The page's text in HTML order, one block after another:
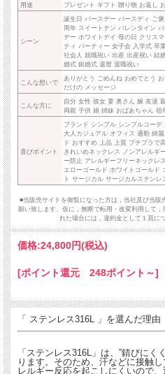
用途
プレゼント ギフト 贈り物 お返し
シーン
誕生日 バースデー バースディ ご
周年 スイートテン バレンタイン
デー ホワイトデイ 母の日 クリス
ティ パーティー 女子会 入学式 卒
社会人 就職祝い 出産 出産祝い 結
婚式 銀婚式 還暦 退職祝い
こんな想いで
ありがとう ごめんね おめでとう
だけの メッセージ
こんな方に
自分 女性 彼女 妻 奥さん 嫁 友達
両親 子供 娘 姉妹 おばあちゃん
喜びポイント
ブランド シンプル シンプルコー
大人カジュアル オフィス 通勤 綺
ド おすすめ 上品 上質 プチプラで
きれいめネックレス ノンアレルギ
ー防止 アレルギーフリーネックレ
エローゴールド ホワイトゴールド
ト サージカル サージカルステンレ
■当販売サイトを御覧になった方は，当社及び当
願い致します。仮に，無断で転用・改変利用して
れた場合には，違約金として１頁に
価格:24,800円(税込)
[ポイント還元 248ポイント～]
「 ステンレス316L 」を選んだ理由
「ステンレス316L」は、”錆びにく
ります。そのため、汗などに接触
レルギー反応を起こしにくいので